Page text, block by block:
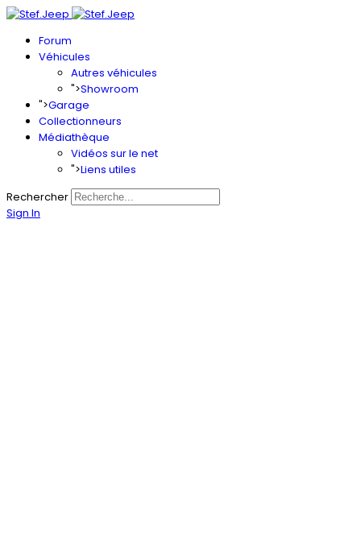
Forum
Véhicules
Autres véhicules
">Showroom
">Garage
Collectionneurs
Médiathèque
Vidéos sur le net
">Liens utiles
Rechercher
Sign In